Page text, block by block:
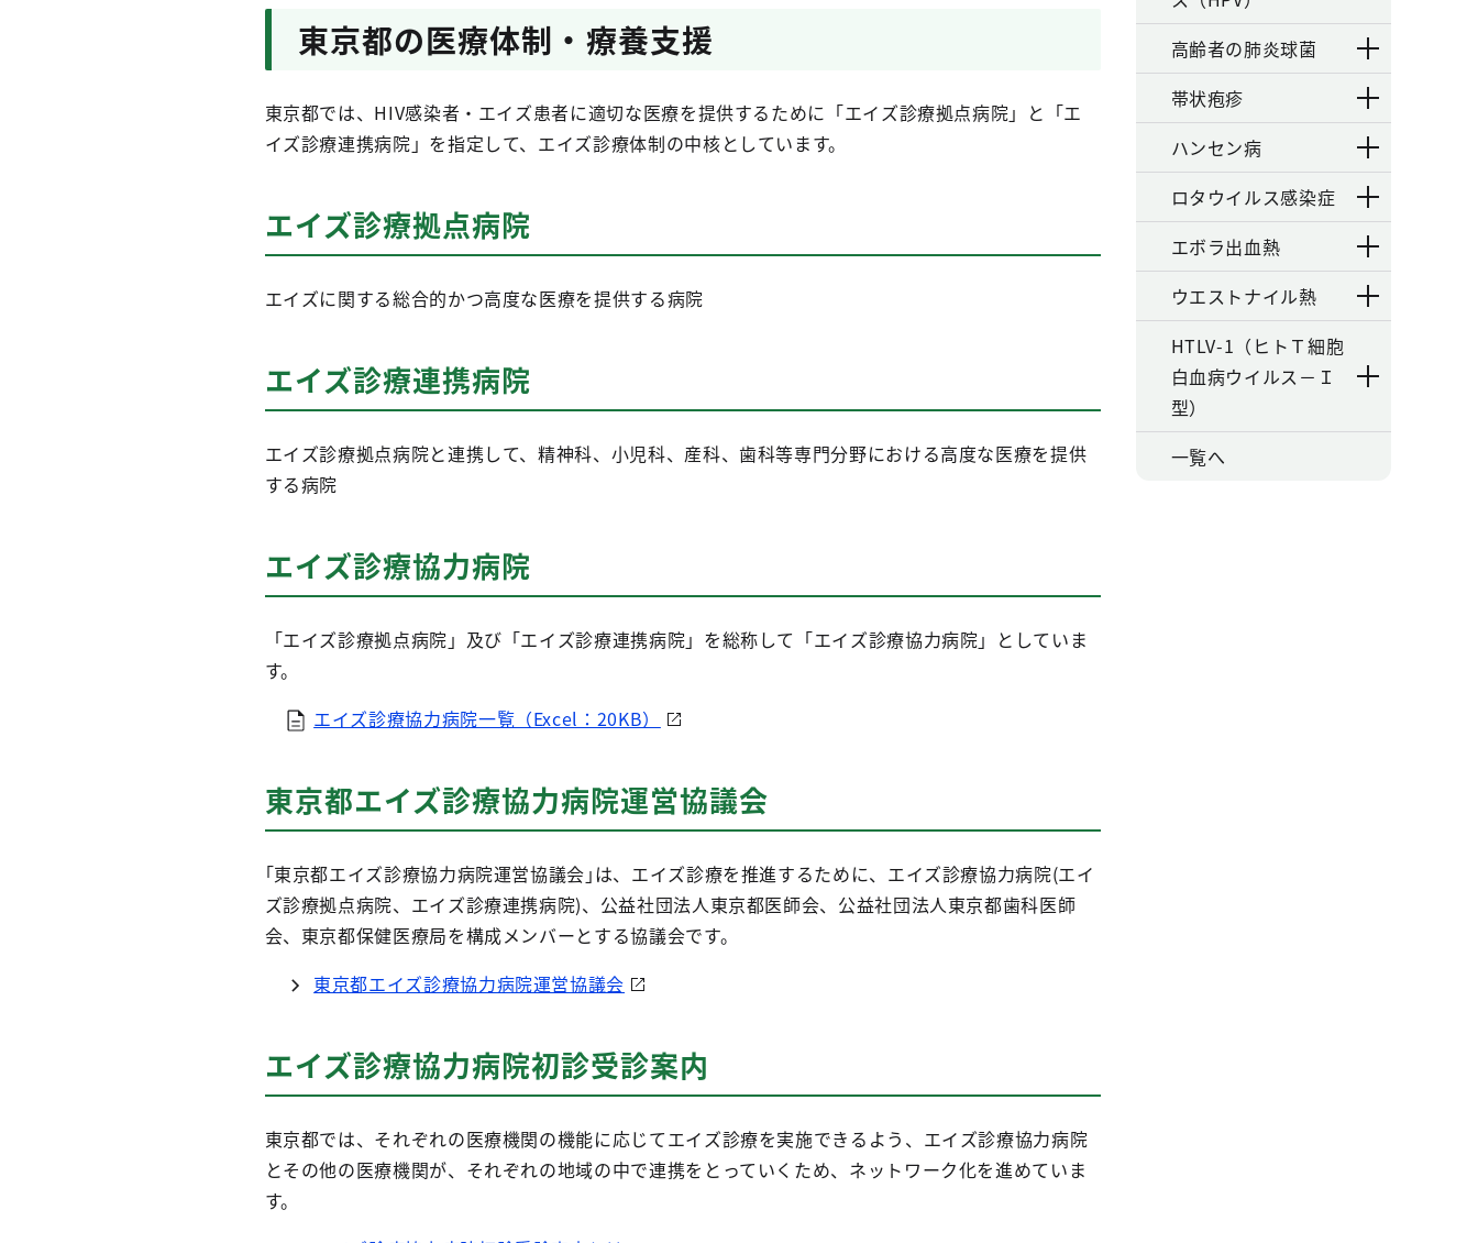
東京都の医療体制・療養支援
東京都では、HIV感染者・エイズ患者に適切な医療を提供するために「エイズ診療拠点病院」と「エ
イズ診療連携病院」を指定して、エイズ診療体制の中核としています。
エイズ診療拠点病院
エイズに関する総合的かつ高度な医療を提供する病院
エイズ診療連携病院
エイズ診療拠点病院と連携して、精神科、小児科、産科、歯科等専門分野における高度な医療を提供
する病院
エイズ診療協力病院
「エイズ診療拠点病院」及び「エイズ診療連携病院」を総称して「エイズ診療協力病院」としていま
す。
エイズ診療協力病院一覧（Excel：20KB）
東京都エイズ診療協力病院運営協議会
｢東京都エイズ診療協力病院運営協議会｣は、エイズ診療を推進するために、エイズ診療協力病院(エイ
ズ診療拠点病院、エイズ診療連携病院)、公益社団法人東京都医師会、公益社団法人東京都歯科医師
会、東京都保健医療局を構成メンバーとする協議会です。
東京都エイズ診療協力病院運営協議会
エイズ診療協力病院初診受診案内
東京都では、それぞれの医療機関の機能に応じてエイズ診療を実施できるよう、エイズ診療協力病院
とその他の医療機関が、それぞれの地域の中で連携をとっていくため、ネットワーク化を進めていま
す。
高齢者の肺炎球菌
帯状疱疹
ハンセン病
ロタウイルス感染症
エボラ出血熱
ウエストナイル熱
HTLV-1（ヒトＴ細胞
白血病ウイルス－Ｉ
型）
一覧へ